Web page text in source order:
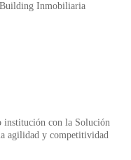
Inmobiliaria
institución con la Solución
agilidad y competitividad